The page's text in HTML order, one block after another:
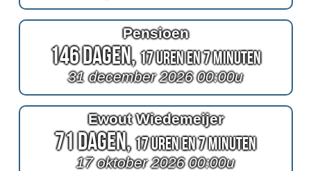
Pensioen
146 Dagen,17 Uren en 7 Minuten
31 december 2026 00:00u
Ewout Wiedemeijer
71 Dagen,17 Uren en 7 Minuten
17 oktober 2026 00:00u